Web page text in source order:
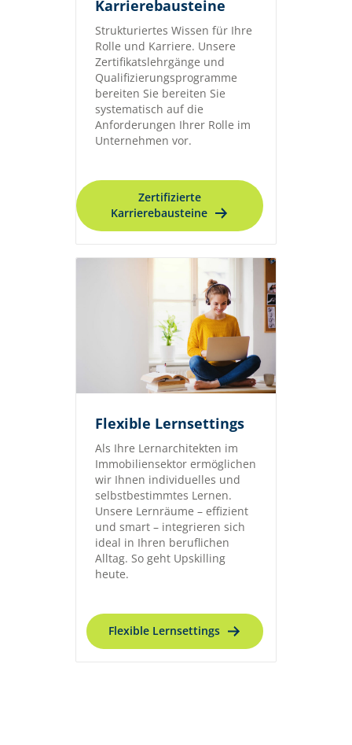
Karrierebausteine
Strukturiertes Wissen für Ihre
Rolle und Karriere. Unsere
Zertifikatslehrgänge und
Qualifizierungsprogramme
bereiten Sie bereiten Sie
systematisch auf die
Anforderungen Ihrer Rolle im
Unternehmen vor.
Zertifizierte
Karrierebausteine
Flexible Lernsettings
Als Ihre Lernarchitekten im
Immobiliensektor ermöglichen
wir Ihnen individuelles und
selbstbestimmtes Lernen.
Unsere Lernräume – effizient
und smart – integrieren sich
ideal in Ihren beruflichen
Alltag. So geht Upskilling
heute.
Flexible Lernsettings